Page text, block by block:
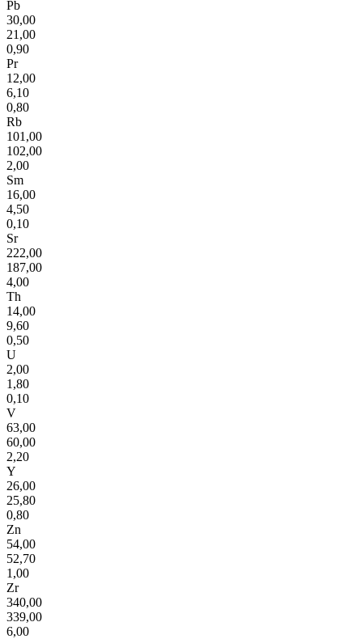
Pb
30,00
21,00
0,90
Pr
12,00
6,10
0,80
Rb
101,00
102,00
2,00
Sm
16,00
4,50
0,10
Sr
222,00
187,00
4,00
Th
14,00
9,60
0,50
U
2,00
1,80
0,10
V
63,00
60,00
2,20
Y
26,00
25,80
0,80
Zn
54,00
52,70
1,00
Zr
340,00
339,00
6,00